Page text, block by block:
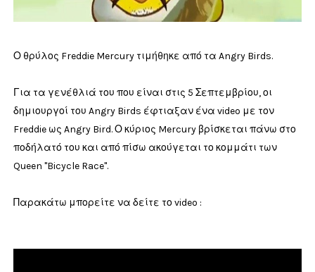
Ο θρύλος Freddie Mercury τιμήθηκε από τα Angry Birds.
Για τα γενέθλιά του που είναι στις 5 Σεπτεμβρίου, οι
δημιουργοί του Angry Birds έφτιαξαν ένα video με τον
Freddie ως Angry Bird. Ο κύριος Mercury βρίσκεται πάνω στο
ποδήλατό του και από πίσω ακούγεται το κομμάτι των
Queen "Bicycle Race".
Παρακάτω μπορείτε να δείτε το video :